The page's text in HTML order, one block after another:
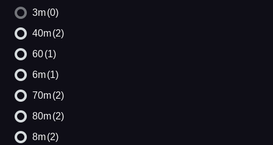
3m(0)
40m(2)
60(1)
6m(1)
70m(2)
80m(2)
8m(2)